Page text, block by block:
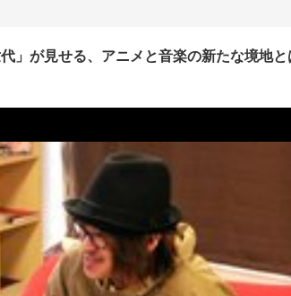
代」が見せる、アニメと音楽の新たな境地